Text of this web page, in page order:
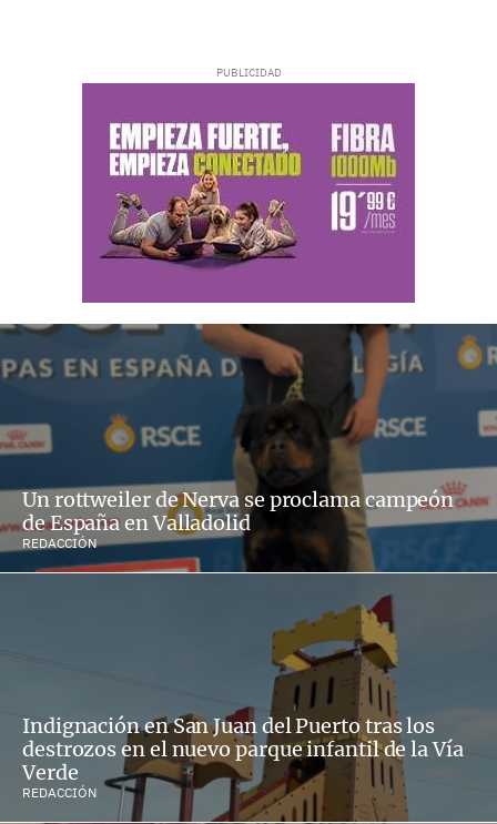
Un rottweiler de Nerva se proclama campeón
de España en Valladolid
REDACCIÓN
Indignación en San Juan del Puerto tras los
destrozos en el nuevo parque infantil de la Vía
Verde
REDACCIÓN